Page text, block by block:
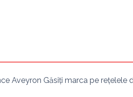
Aveyron Găsiți marca pe rețelele